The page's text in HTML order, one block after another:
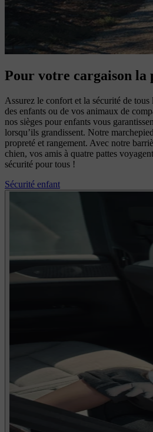
Pour votre cargaison la
Assurez le confort et la sécurité de tous
des enfants ou de vos animaux de
nos sièges pour enfants vous
lorsqu’ils grandissent. Notre
propreté et rangement. Avec notre
chien, vos amis à quatre pattes
sécurité pour tous !
Sécurité enfant